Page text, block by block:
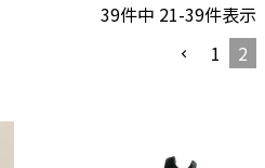
39件中 21-39件表示
1
2